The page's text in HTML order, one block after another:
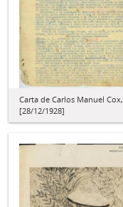
Carta de Carlos Manuel Cox,
[28/12/1928]